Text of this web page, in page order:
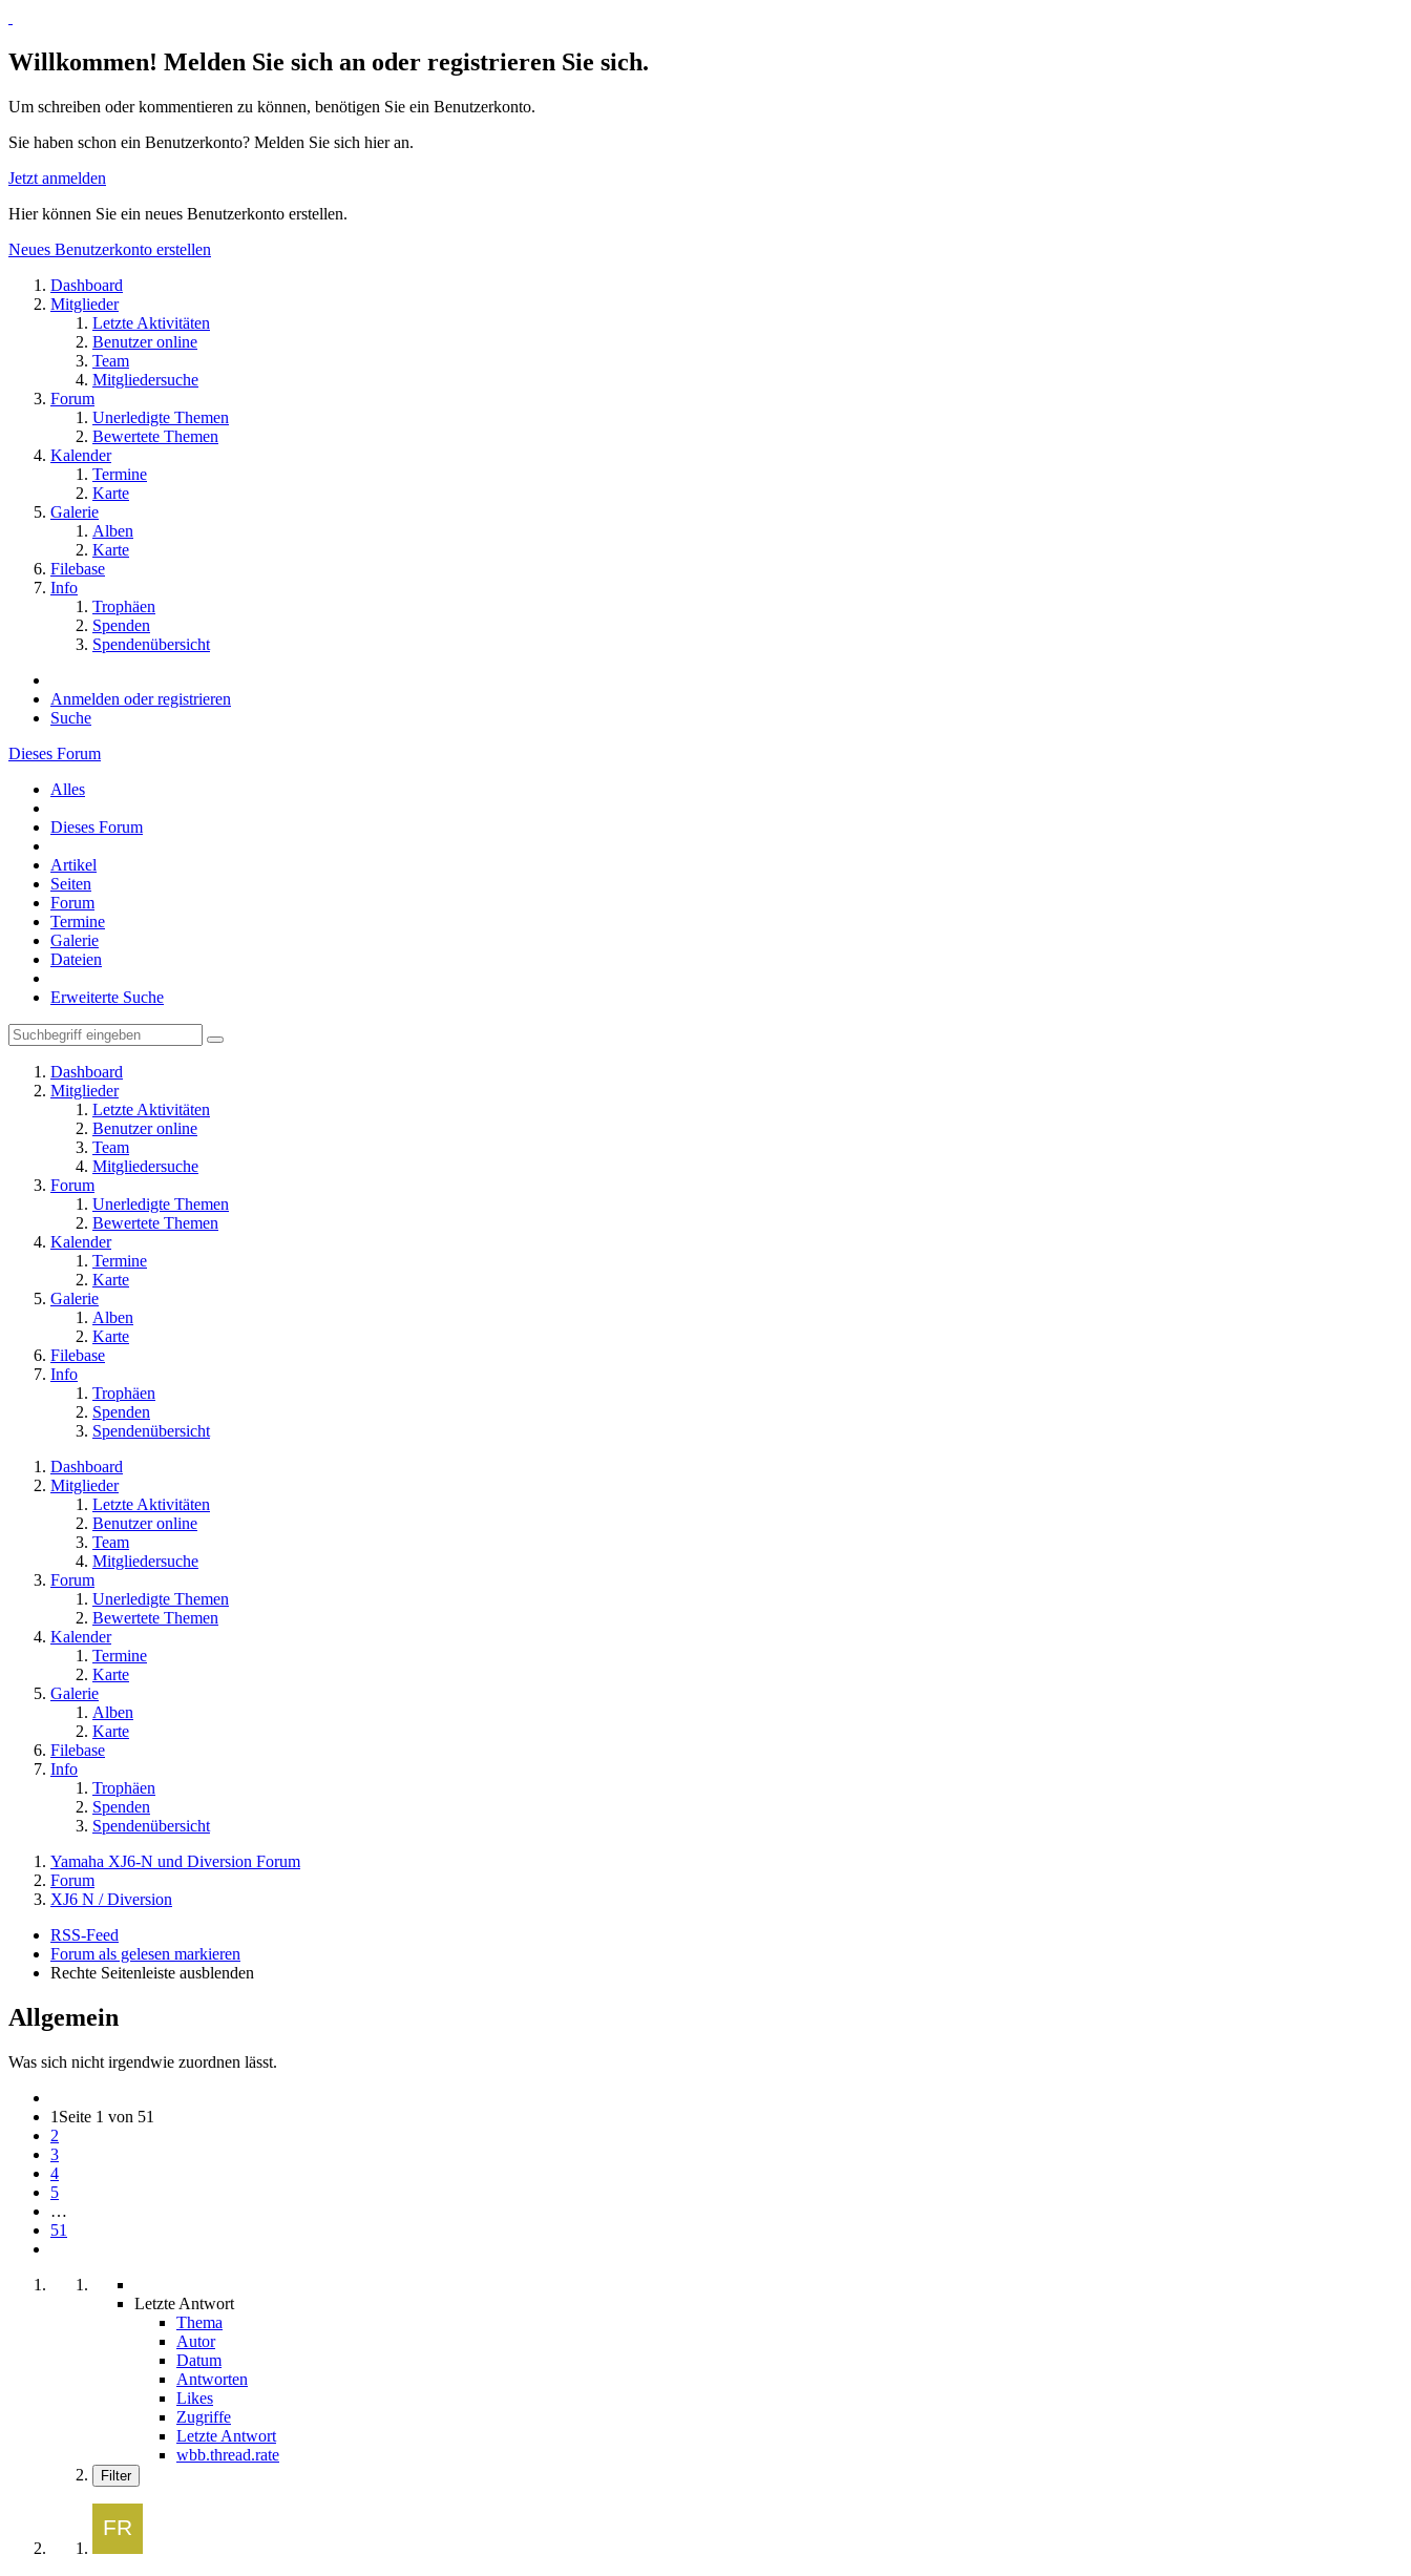
Willkommen! Melden Sie sich an oder registrieren Sie sich.
Um schreiben oder kommentieren zu können, benötigen Sie ein Benutzerkonto.
Sie haben schon ein Benutzerkonto? Melden Sie sich hier an.
Jetzt anmelden
Hier können Sie ein neues Benutzerkonto erstellen.
Neues Benutzerkonto erstellen
Dashboard
Mitglieder
Letzte Aktivitäten
Benutzer online
Team
Mitgliedersuche
Forum
Unerledigte Themen
Bewertete Themen
Kalender
Termine
Karte
Galerie
Alben
Karte
Filebase
Info
Trophäen
Spenden
Spendenübersicht
Anmelden oder registrieren
Suche
Dieses Forum
Alles
Dieses Forum
Artikel
Seiten
Forum
Termine
Galerie
Dateien
Erweiterte Suche
Dashboard
Mitglieder
Letzte Aktivitäten
Benutzer online
Team
Mitgliedersuche
Forum
Unerledigte Themen
Bewertete Themen
Kalender
Termine
Karte
Galerie
Alben
Karte
Filebase
Info
Trophäen
Spenden
Spendenübersicht
Dashboard
Mitglieder
Letzte Aktivitäten
Benutzer online
Team
Mitgliedersuche
Forum
Unerledigte Themen
Bewertete Themen
Kalender
Termine
Karte
Galerie
Alben
Karte
Filebase
Info
Trophäen
Spenden
Spendenübersicht
Yamaha XJ6-N und Diversion Forum
Forum
XJ6 N / Diversion
RSS-Feed
Forum als gelesen markieren
Rechte Seitenleiste ausblenden
Allgemein
Was sich nicht irgendwie zuordnen lässt.
1 Seite 1 von 51
2
3
4
5
…
51
Letzte Antwort
Thema
Autor
Datum
Antworten
Likes
Zugriffe
Letzte Antwort
wbb.thread.rate
Filter